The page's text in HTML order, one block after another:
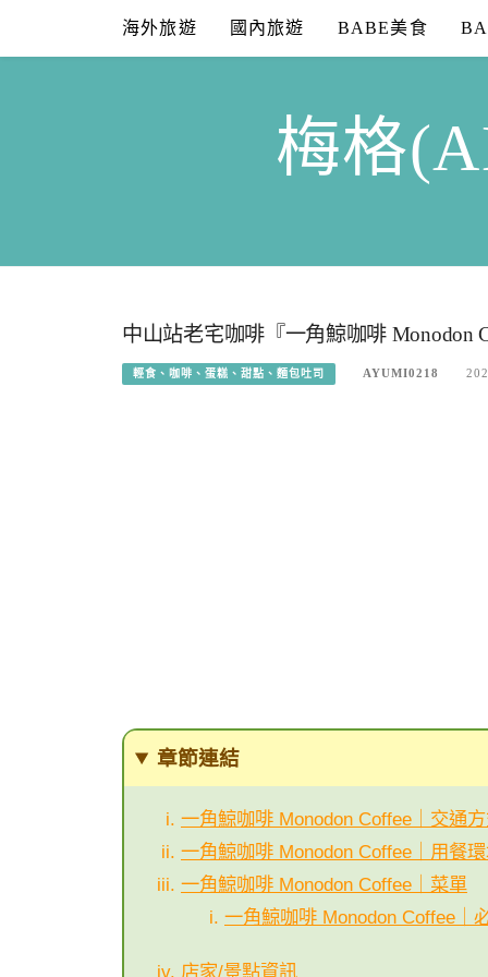
content
海外旅遊 國內旅遊 BABE美食
梅格
中山站老宅咖啡『一角鯨咖啡 Monodon
輕食、咖啡、蛋糕、甜點、麵包吐司 AYUMI0218
章節連結
一角鯨咖啡 Monodon Coffee｜交通
一角鯨咖啡 Monodon Coffee｜用餐
一角鯨咖啡 Monodon Coffee｜菜單
一角鯨咖啡 Monodon Coffee｜
店家/景點資訊